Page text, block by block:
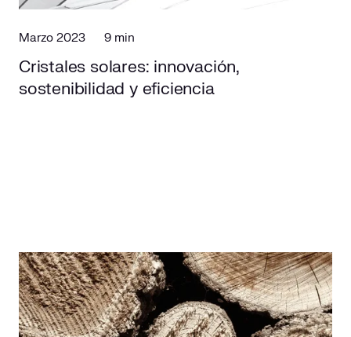
Marzo 2023 9 min
Cristales solares: innovación,
sostenibilidad y eficiencia